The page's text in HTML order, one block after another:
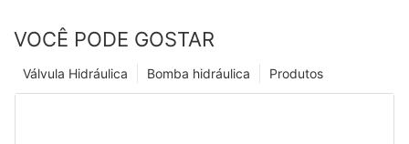
VOCÊ PODE GOSTAR
Produtos
Bomba hidráulica
Válvula Hidráulica